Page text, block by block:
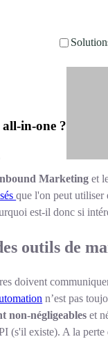
in-one ?
Marketing et
que l'on peut utiliser
est-il donc si
outils de
doivent
n’est pas
non-négligeables et
(s'il existe). A la